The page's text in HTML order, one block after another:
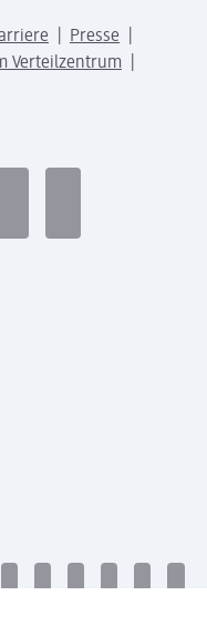
Presse
Verteilzentrum